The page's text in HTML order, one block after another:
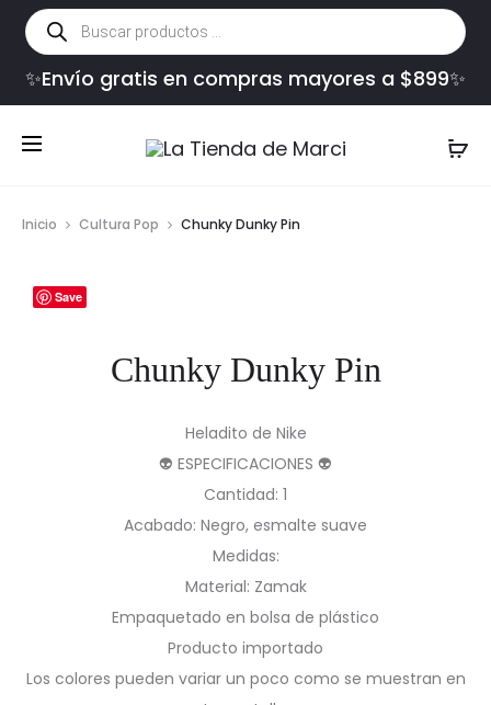
Búsqueda
de
productos
✨Envío gratis en compras mayores a $899✨
Inicio Cultura Pop Chunky Dunky Pin
Save
Chunky Dunky Pin
Heladito de Nike
👽 ESPECIFICACIONES 👽
Cantidad: 1
Acabado: Negro, esmalte suave
Medidas:
Material: Zamak
Empaquetado en bolsa de plástico
Producto importado
Los colores pueden variar un poco como se muestran en